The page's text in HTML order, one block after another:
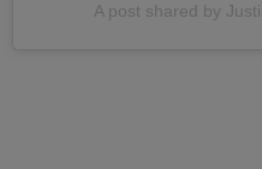
A post shared by